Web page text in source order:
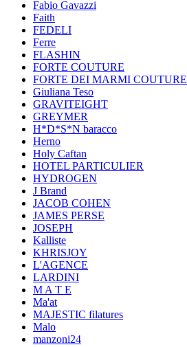
Fabio Gavazzi
Faith
FEDELI
Ferre
FLASHIN
FORTE COUTURE
FORTE DEI MARMI COUTURE
Giuliana Teso
GRAVITEIGHT
GREYMER
H*D*S*N baracco
Herno
Holy Caftan
HOTEL PARTICULIER
HYDROGEN
J Brand
JACOB COHEN
JAMES PERSE
JOSEPH
Kalliste
KHRISJOY
L'AGENCE
LARDINI
M A T E
Ma'at
MAJESTIC filatures
Malo
manzoni24